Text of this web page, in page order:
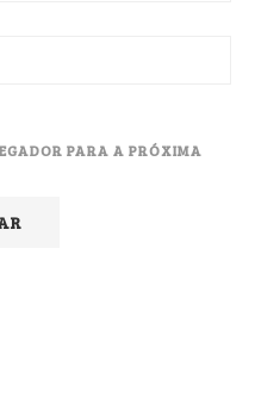
PARA A PRÓXIMA